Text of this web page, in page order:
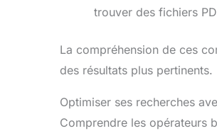
trouver des fichiers
La compréhension de ces
des résultats plus pertinents.
Optimiser ses recherches
Comprendre les opérateurs